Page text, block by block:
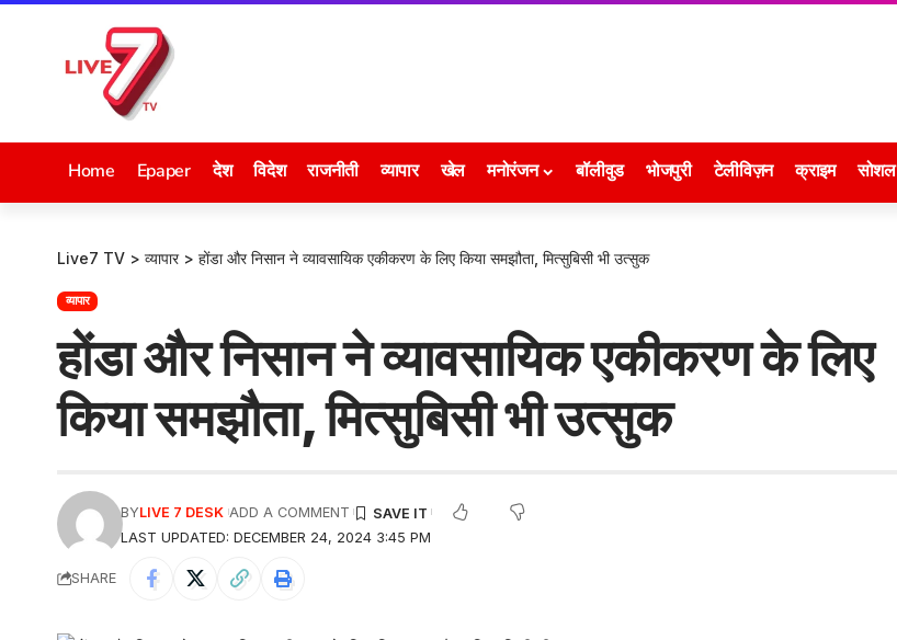
Home Epaper देश विदेश राजनीती व्यापार खेल मनोरंजन बॉलीवुड भोजपुरी टेलीविज़न क्राइम सोशल
Live7 TV > व्यापार> होंडा और निसान ने व्यावसायिक एकीकरण के लिए किया समझौता, मित्सुबिसी भी उत्सुक
व्यापार
होंडा और निसान ने व्यावसायिक एकीकरण के लिए
किया समझौता, मित्सुबिसी भी उत्सुक
LAST UPDATED: DECEMBER 24, 2024 3:45 PM
BYLIVE 7 DESK ADD A COMMENT
SHARE